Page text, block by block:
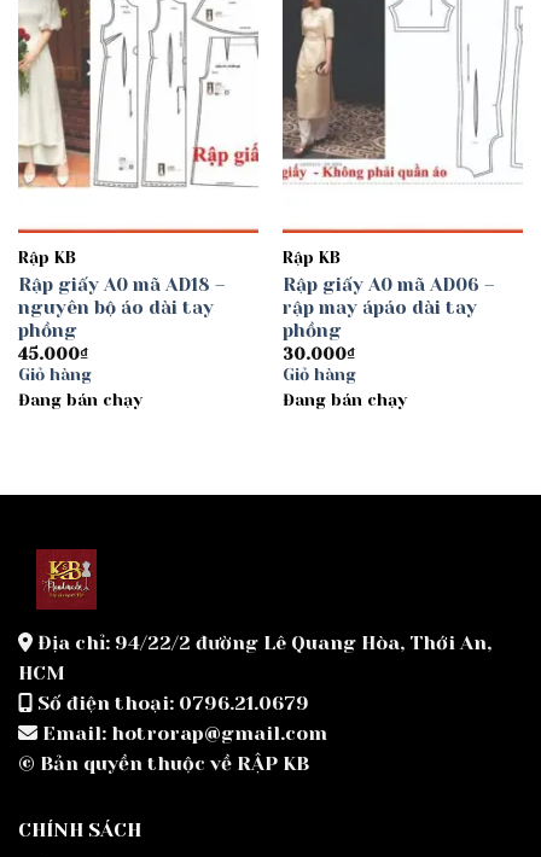
Rập KB
Rập giấy A0 mã AD18 –
nguyên bộ áo dài tay
phồng
45.000₫
Giỏ hàng
Đang bán chạy
Rập KB
Rập giấy A0 mã AD06 –
rập may ápáo dài tay
phồng
30.000₫
Giỏ hàng
Đang bán chạy
Địa chỉ: 94/22/2 đường Lê Quang Hòa, Thới An,
HCM
Số điện thoại: 0796.21.0679
Email: hotrorap@gmail.com
© Bản quyền thuộc về RẬP KB
CHÍNH SÁCH